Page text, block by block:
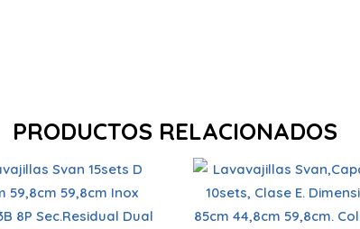
PRODUCTOS RELACIONADOS
Capacidad
Capacidad
cubiertos 10 sets